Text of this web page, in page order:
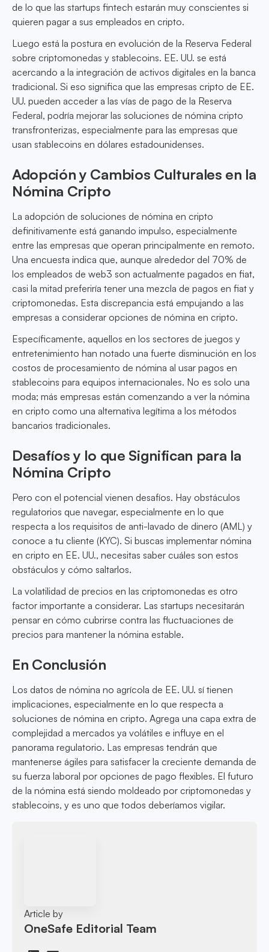
de lo que las startups fintech estarán muy conscientes si
quieren pagar a sus empleados en cripto.
Luego está la postura en evolución de la Reserva Federal
sobre criptomonedas y stablecoins. EE. UU. se está
acercando a la integración de activos digitales en la banca
tradicional. Si eso significa que las empresas cripto de EE.
UU. pueden acceder a las vías de pago de la Reserva
Federal, podría mejorar las soluciones de nómina cripto
transfronterizas, especialmente para las empresas que
usan stablecoins en dólares estadounidenses.
Adopción y Cambios Culturales en la
Nómina Cripto
La adopción de soluciones de nómina en cripto
definitivamente está ganando impulso, especialmente
entre las empresas que operan principalmente en remoto.
Una encuesta indica que, aunque alrededor del 70% de
los empleados de web3 son actualmente pagados en fiat,
casi la mitad preferiría tener una mezcla de pagos en fiat y
criptomonedas. Esta discrepancia está empujando a las
empresas a considerar opciones de nómina en cripto.
Específicamente, aquellos en los sectores de juegos y
entretenimiento han notado una fuerte disminución en los
costos de procesamiento de nómina al usar pagos en
stablecoins para equipos internacionales. No es solo una
moda; más empresas están comenzando a ver la nómina
en cripto como una alternativa legítima a los métodos
bancarios tradicionales.
Desafíos y lo que Significan para la
Nómina Cripto
Pero con el potencial vienen desafíos. Hay obstáculos
regulatorios que navegar, especialmente en lo que
respecta a los requisitos de anti-lavado de dinero (AML) y
conoce a tu cliente (KYC). Si buscas implementar nómina
en cripto en EE. UU., necesitas saber cuáles son estos
obstáculos y cómo saltarlos.
La volatilidad de precios en las criptomonedas es otro
factor importante a considerar. Las startups necesitarán
pensar en cómo cubrirse contra las fluctuaciones de
precios para mantener la nómina estable.
En Conclusión
Los datos de nómina no agrícola de EE. UU. sí tienen
implicaciones, especialmente en lo que respecta a
soluciones de nómina en cripto. Agrega una capa extra de
complejidad a mercados ya volátiles e influye en el
panorama regulatorio. Las empresas tendrán que
mantenerse ágiles para satisfacer la creciente demanda de
su fuerza laboral por opciones de pago flexibles. El futuro
de la nómina está siendo moldeado por criptomonedas y
stablecoins, y es uno que todos deberíamos vigilar.
Article by
OneSafe Editorial Team